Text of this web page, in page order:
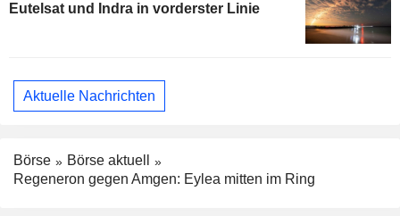
Eutelsat und Indra in vorderster Linie
Aktuelle Nachrichten
Börse
Börse aktuell
Regeneron gegen Amgen: Eylea mitten im Ring